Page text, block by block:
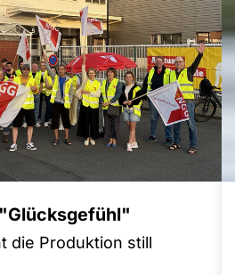
die Produktion still